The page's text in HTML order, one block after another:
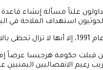
علناً مسألة إنشاء
استهداف الملاحة في
العالم.
العلاقة الإماراتية بأرض الصومال إلى
زعيم الانفصاليين